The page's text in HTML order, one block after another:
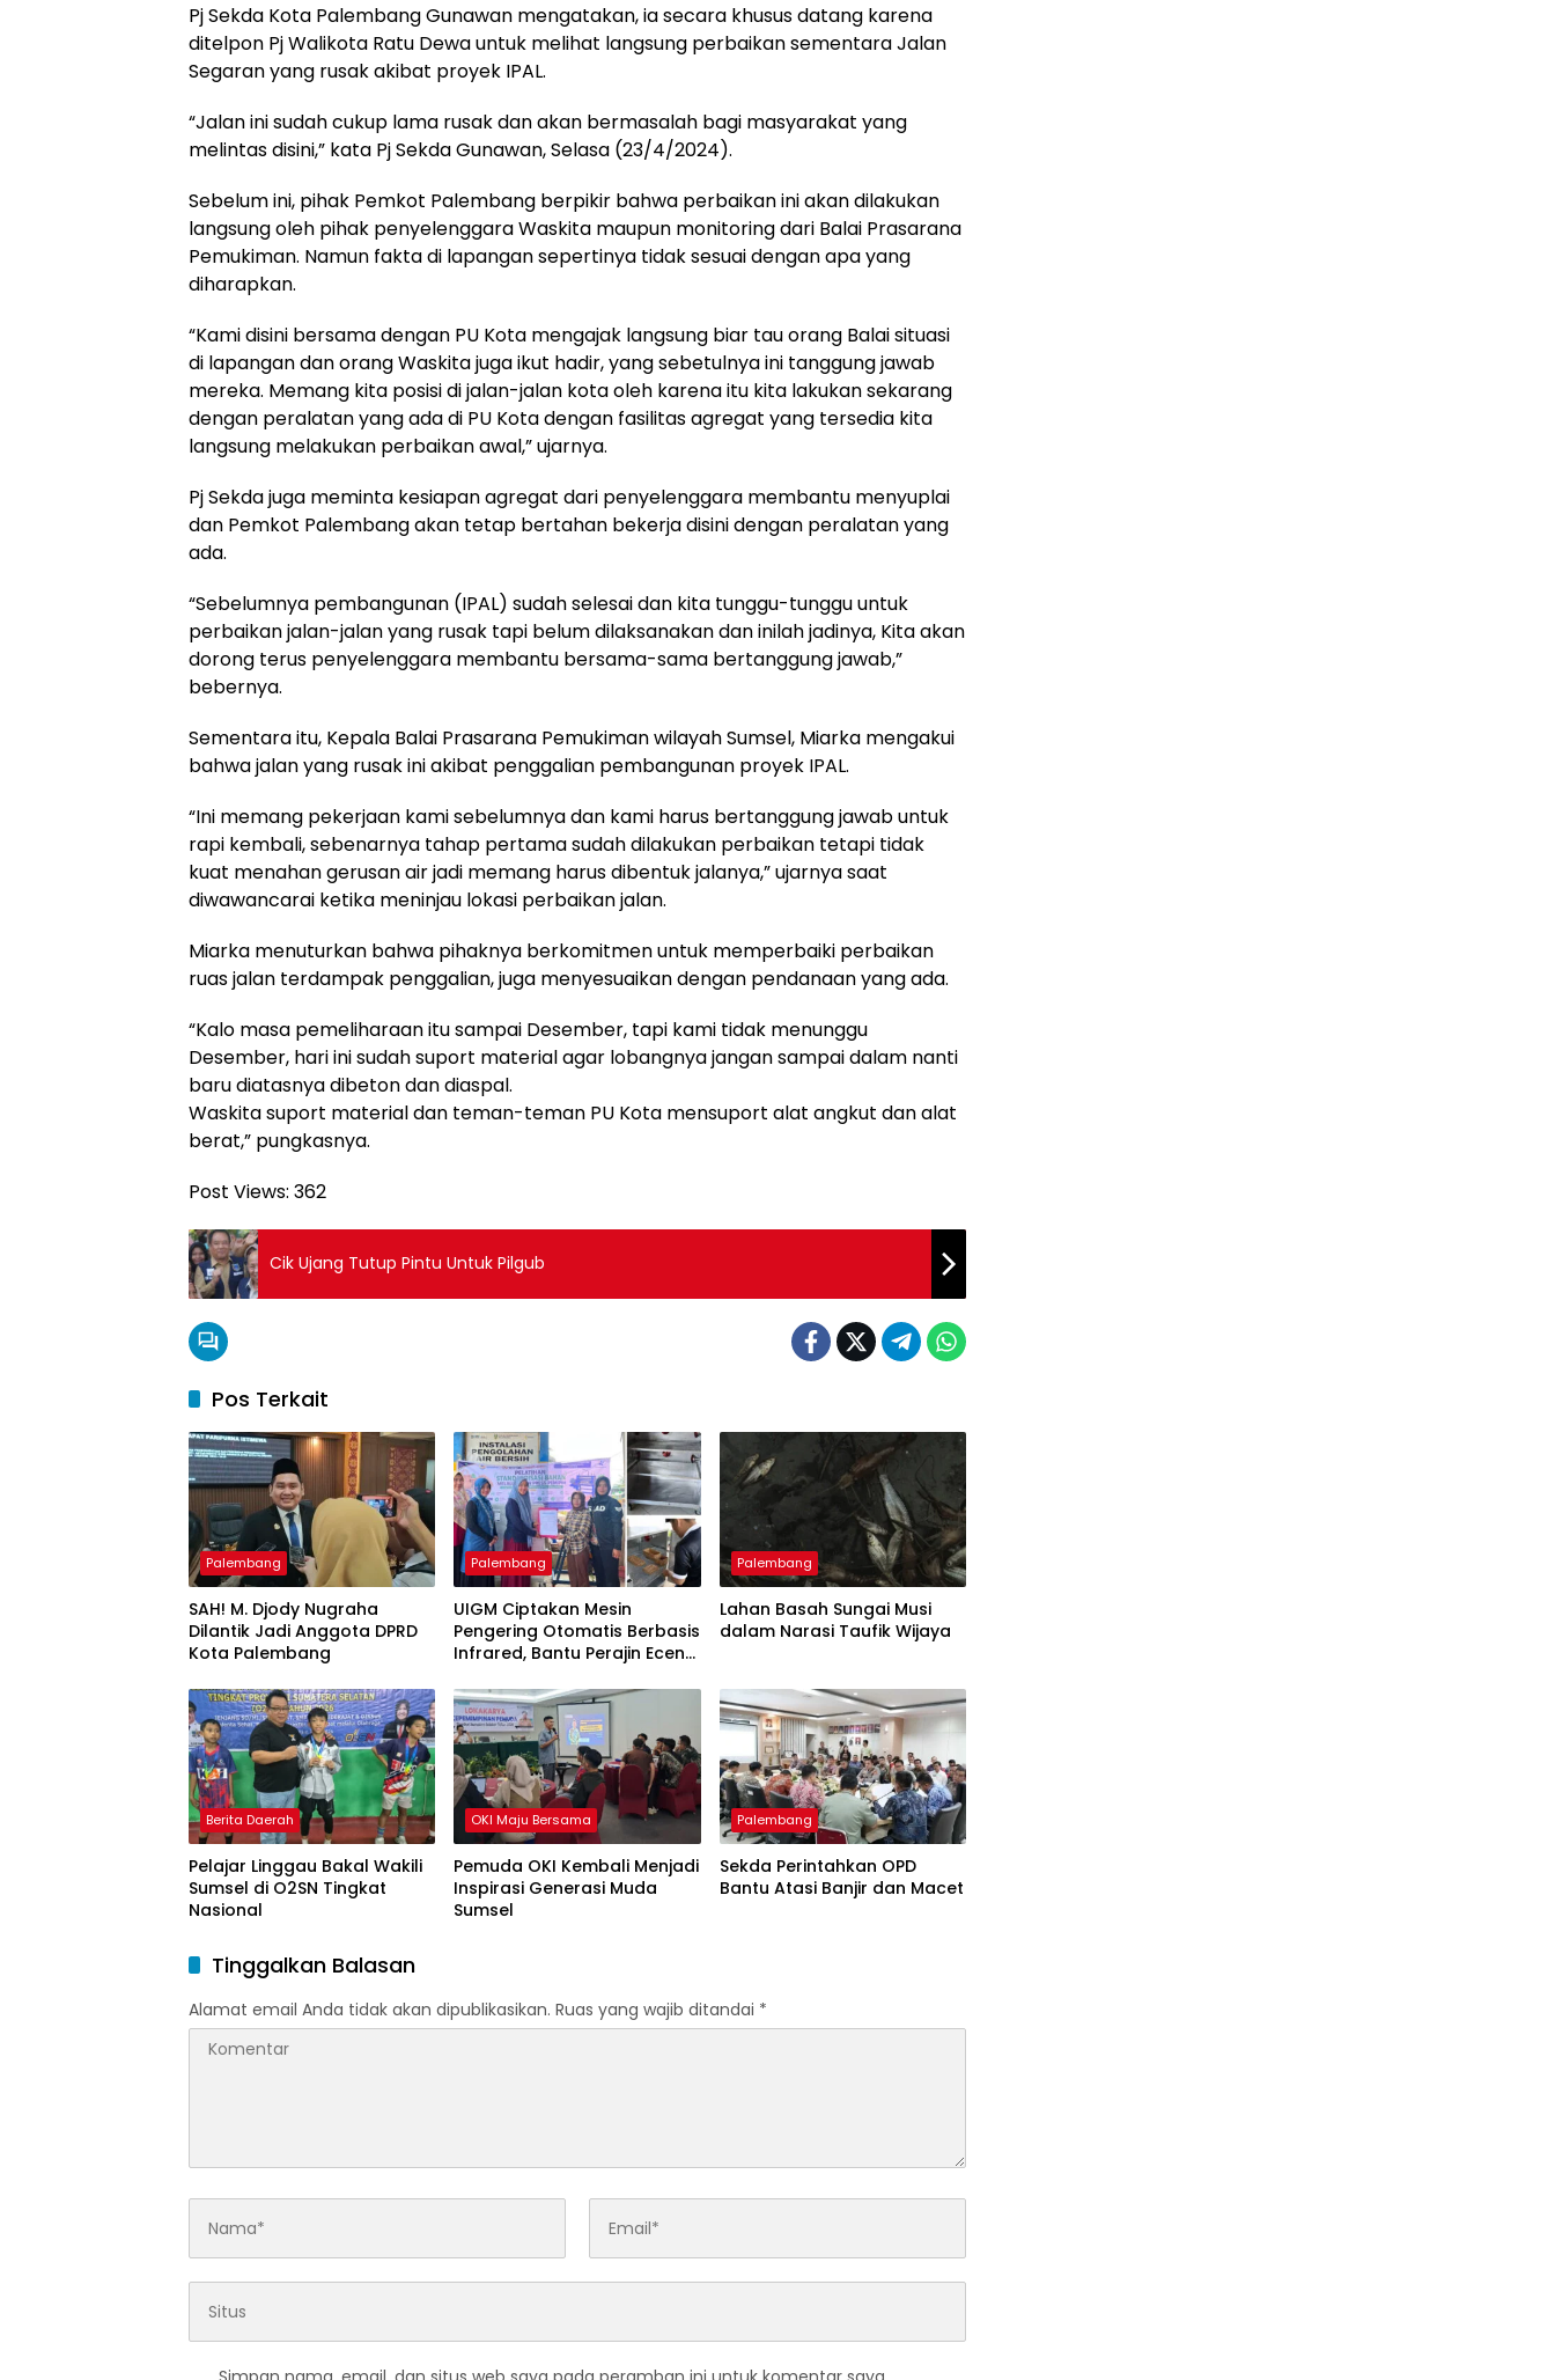
Pj Sekda Kota Palembang Gunawan mengatakan, ia secara khusus datang karena
ditelpon Pj Walikota Ratu Dewa untuk melihat langsung perbaikan sementara Jalan
Segaran yang rusak akibat proyek IPAL.
“Jalan ini sudah cukup lama rusak dan akan bermasalah bagi masyarakat yang
melintas disini,” kata Pj Sekda Gunawan, Selasa (23/4/2024).
Sebelum ini, pihak Pemkot Palembang berpikir bahwa perbaikan ini akan dilakukan
langsung oleh pihak penyelenggara Waskita maupun monitoring dari Balai Prasarana
Pemukiman. Namun fakta di lapangan sepertinya tidak sesuai dengan apa yang
diharapkan.
“Kami disini bersama dengan PU Kota mengajak langsung biar tau orang Balai situasi
di lapangan dan orang Waskita juga ikut hadir, yang sebetulnya ini tanggung jawab
mereka. Memang kita posisi di jalan-jalan kota oleh karena itu kita lakukan sekarang
dengan peralatan yang ada di PU Kota dengan fasilitas agregat yang tersedia kita
langsung melakukan perbaikan awal,” ujarnya.
Pj Sekda juga meminta kesiapan agregat dari penyelenggara membantu menyuplai
dan Pemkot Palembang akan tetap bertahan bekerja disini dengan peralatan yang
ada.
“Sebelumnya pembangunan (IPAL) sudah selesai dan kita tunggu-tunggu untuk
perbaikan jalan-jalan yang rusak tapi belum dilaksanakan dan inilah jadinya, Kita akan
dorong terus penyelenggara membantu bersama-sama bertanggung jawab,”
bebernya.
Sementara itu, Kepala Balai Prasarana Pemukiman wilayah Sumsel, Miarka mengakui
bahwa jalan yang rusak ini akibat penggalian pembangunan proyek IPAL.
“Ini memang pekerjaan kami sebelumnya dan kami harus bertanggung jawab untuk
rapi kembali, sebenarnya tahap pertama sudah dilakukan perbaikan tetapi tidak
kuat menahan gerusan air jadi memang harus dibentuk jalanya,” ujarnya saat
diwawancarai ketika meninjau lokasi perbaikan jalan.
Miarka menuturkan bahwa pihaknya berkomitmen untuk memperbaiki perbaikan
ruas jalan terdampak penggalian, juga menyesuaikan dengan pendanaan yang ada.
“Kalo masa pemeliharaan itu sampai Desember, tapi kami tidak menunggu
Desember, hari ini sudah suport material agar lobangnya jangan sampai dalam nanti
baru diatasnya dibeton dan diaspal.
Waskita suport material dan teman-teman PU Kota mensuport alat angkut dan alat
berat,” pungkasnya.
Post Views: 362
Cik Ujang Tutup Pintu Untuk Pilgub
Pos Terkait
Palembang
SAH! M. Djody Nugraha
Dilantik Jadi Anggota DPRD
Kota Palembang
Palembang
UIGM Ciptakan Mesin
Pengering Otomatis Berbasis
Infrared, Bantu Perajin Eceng
Palembang
Lahan Basah Sungai Musi
dalam Narasi Taufik Wijaya
Berita Daerah
Pelajar Linggau Bakal Wakili
Sumsel di O2SN Tingkat
Nasional
OKI Maju Bersama
Pemuda OKI Kembali Menjadi
Inspirasi Generasi Muda
Sumsel
Palembang
Sekda Perintahkan OPD
Bantu Atasi Banjir dan Macet
Tinggalkan Balasan
Alamat email Anda tidak akan dipublikasikan. Ruas yang wajib ditandai *